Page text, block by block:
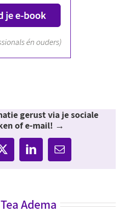
gerust via je sociale
of e-mail! →
X LinkedIn
E-
mail
Tea Adema